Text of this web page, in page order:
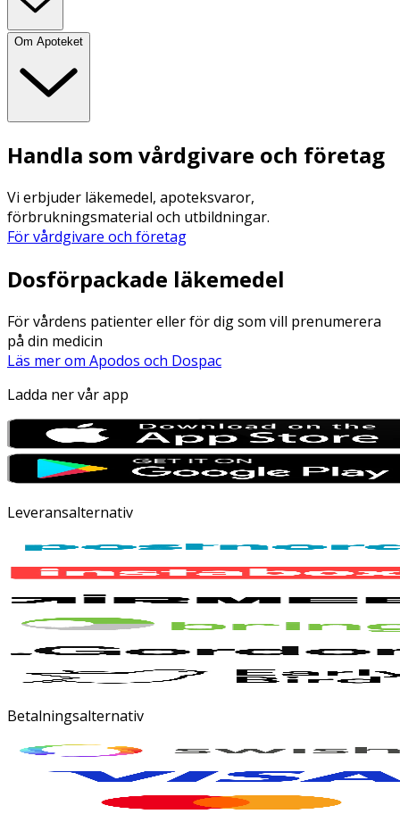
Om Apoteket
Handla som vårdgivare och företag
Vi erbjuder läkemedel, apoteksvaror,
förbrukningsmaterial och utbildningar.
För vårdgivare och företag
Dosförpackade läkemedel
För vårdens patienter eller för dig som vill prenumerera
på din medicin
Läs mer om Apodos och Dospac
Ladda ner vår app
Leveransalternativ
Betalningsalternativ